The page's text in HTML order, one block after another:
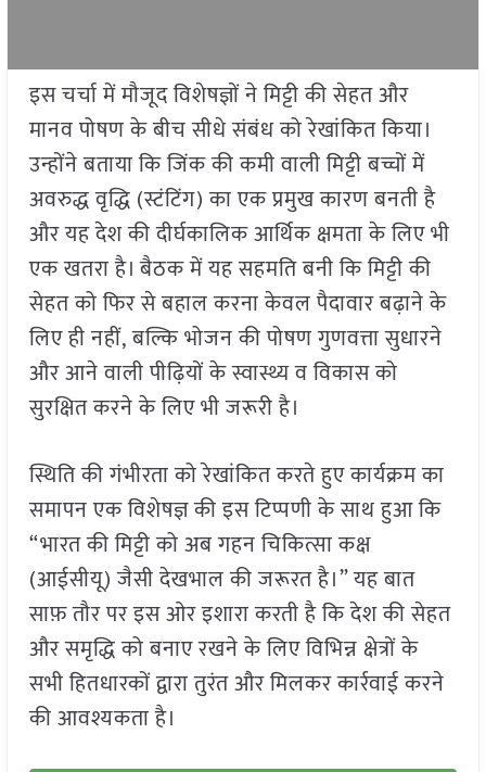
इस चर्चा में मौजूद विशेषज्ञों ने मिट्टी की सेहत और
मानव पोषण के बीच सीधे संबंध को रेखांकित किया।
उन्होंने बताया कि जिंक की कमी वाली मिट्टी बच्चों में
अवरुद्ध वृद्धि (स्टंटिंग) का एक प्रमुख कारण बनती है
और यह देश की दीर्घकालिक आर्थिक क्षमता के लिए भी
एक खतरा है। बैठक में यह सहमति बनी कि मिट्टी की
सेहत को फिर से बहाल करना केवल पैदावार बढ़ाने के
लिए ही नहीं, बल्कि भोजन की पोषण गुणवत्ता सुधारने
और आने वाली पीढ़ियों के स्वास्थ्य व विकास को
सुरक्षित करने के लिए भी जरूरी है।
स्थिति की गंभीरता को रेखांकित करते हुए कार्यक्रम का
समापन एक विशेषज्ञ की इस टिप्पणी के साथ हुआ कि
“भारत की मिट्टी को अब गहन चिकित्सा कक्ष
(आईसीयू) जैसी देखभाल की जरूरत है।” यह बात
साफ़ तौर पर इस ओर इशारा करती है कि देश की सेहत
और समृद्धि को बनाए रखने के लिए विभिन्न क्षेत्रों के
सभी हितधारकों द्वारा तुरंत और मिलकर कार्रवाई करने
की आवश्यकता है।